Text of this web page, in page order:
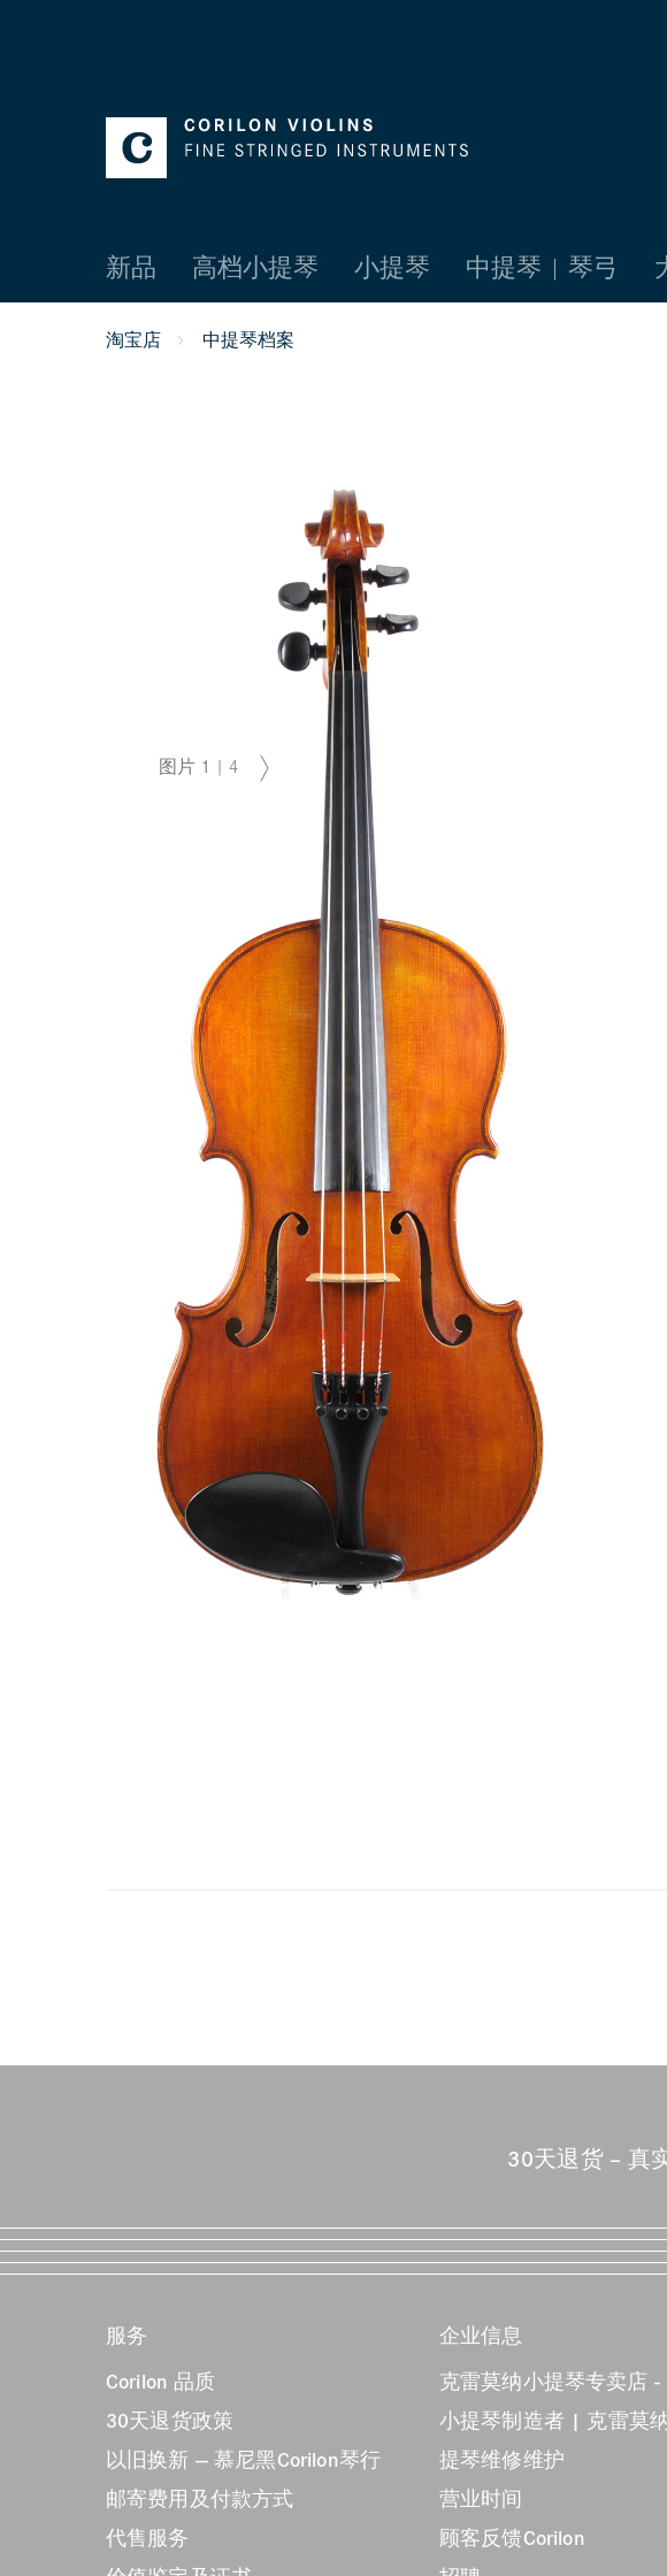
新品 高档小提琴 小提琴 中提琴 | 琴弓
淘宝店 中提琴档案
图片 1 | 4
30天退货 真
服务
Corilon 品质
30天退货政策
以旧换新 — 慕尼黑Corilon琴行
邮寄费用及付款方式
代售服务
企业信息
克雷莫纳小提琴专卖店 -
小提琴制造者 | 克雷莫
提琴维修维护
营业时间
顾客反馈Corilon